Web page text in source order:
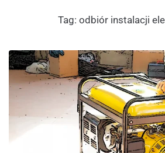
Tag: odbiór instalacji